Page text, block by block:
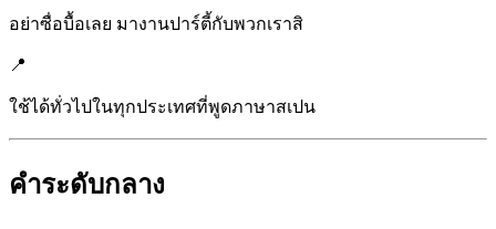
อย่าซื่อบื้อเลย มางานปาร์ตี้กับพวกเราสิ
📍
ใช้ได้ทั่วไปในทุกประเทศที่พูดภาษาสเปน
คำระดับกลาง